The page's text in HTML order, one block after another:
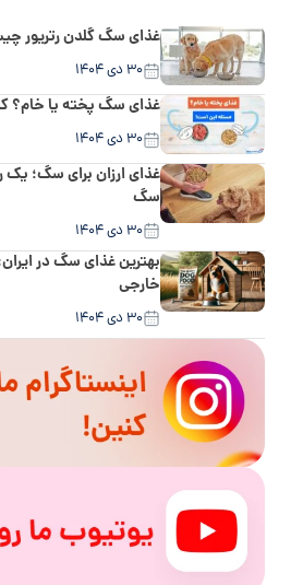
غذای سگ گلدن رتریور
۳۰ دی ۱۴۰۴
غذای سگ پخته یا خام؟
۳۰ دی ۱۴۰۴
غذای ارزان برای سگ؛ یک
سگ
۳۰ دی ۱۴۰۴
بهترین غذای سگ در
خارجی
۳۰ دی ۱۴۰۴